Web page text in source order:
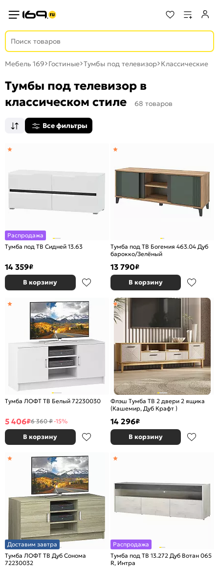
Мебель 169 Гостиные Тумбы под телевизор Классические
Тумбы под телевизор в
классическом стиле
68 товаров
Все фильтры
Распродажа
Тумба под ТВ Сидней 13.63
14 359₽
В корзину
Тумба под ТВ Богемия 463.04 Дуб
барокко/Зелёный
13 790₽
В корзину
Тумба ЛОФТ ТВ Белый 72230030
5 406₽6 360 ₽-15%
В корзину
Флэш Тумба ТВ 2 двери 2 ящика
(Кашемир, Дуб Крафт )
14 296₽
В корзину
Доставим завтра
Тумба ЛОФТ ТВ Дуб Сонома
72230032
Распродажа
Тумба под ТВ 13.272 Дуб Вотан 065
R, Интра